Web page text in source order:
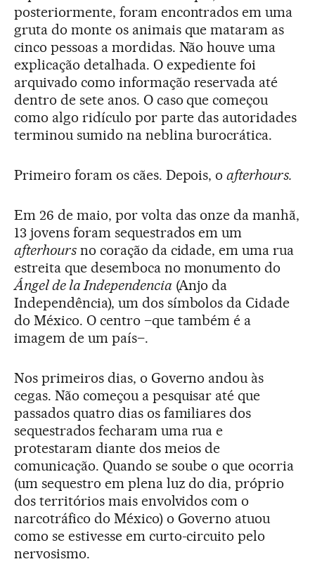
posteriormente, foram encontrados em uma
gruta do monte os animais que mataram as
cinco pessoas a mordidas. Não houve uma
explicação detalhada. O expediente foi
arquivado como informação reservada até
dentro de sete anos. O caso que começou
como algo ridículo por parte das autoridades
terminou sumido na neblina burocrática.
Primeiro foram os cães. Depois, oafterhours.
Em 26 de maio, por volta das onze da manhã,
13 jovens foram sequestrados em um
afterhoursno coração da cidade, em uma rua
estreita que desemboca no monumento do
Ángel de la Independencia (Anjo da
Independência), um dos símbolos da Cidade
do México. O centro –que também é a
imagem de um país–.
Nos primeiros dias, o Governo andou às
cegas. Não começou a pesquisar até que
passados quatro dias os familiares dos
sequestrados fecharam uma rua e
protestaram diante dos meios de
comunicação. Quando se soube o que ocorria
(um sequestro em plena luz do dia, próprio
dos territórios mais envolvidos com o
narcotráfico do México) o Governo atuou
como se estivesse em curto-circuito pelo
nervosismo.